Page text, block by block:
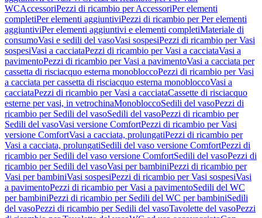
WCAccessoriPezzi di ricambio per AccessoriPer elementi
completiPer elementi aggiuntiviPezzi di ricambio per Per elementi
aggiuntiviPer elementi aggiuntivi e elementi completiMateriale di
consumoVasi e sedili del vasoVasi sospesiPezzi di ricambio per Vasi
sospesiVasi a cacciataPezzi di ricambio per Vasi a cacciataVasi a
pavimentoPezzi di ricambio per Vasi a pavimentoVasi a cacciata per
cassetta di risciacquo esterna monobloccoPezzi di ricambio per Vasi
a cacciata per cassetta di risciacquo esterna monobloccoVasi a
cacciataPezzi di ricambio per Vasi a cacciataCassette di risciacquo
esterne per vasi, in vetrochinaMonobloccoSedili del vasoPezzi di
ricambio per Sedili del vasoSedili del vasoPezzi di ricambio per
Sedili del vasoVasi versione ComfortPezzi di ricambio per Vasi
versione ComfortVasi a cacciata, prolungatiPezzi di ricambio per
Vasi a cacciata, prolungatiSedili del vaso versione ComfortPezzi di
ricambio per Sedili del vaso versione ComfortSedili del vasoPezzi di
ricambio per Sedili del vasoVasi per bambiniPezzi di ricambio per
Vasi per bambiniVasi sospesiPezzi di ricambio per Vasi sospesiVasi
a pavimentoPezzi di ricambio per Vasi a pavimentoSedili del WC
per bambiniPezzi di ricambio per Sedili del WC per bambiniSedili
del vasoPezzi di ricambio per Sedili del vasoTavolette del vasoPezzi